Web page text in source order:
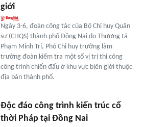
giới
Ngày 3-6, đoàn công tác của Bộ Chỉ huy Quân
sự (CHQS) thành phố Đồng Nai do Thượng tá
Phạm Minh Trí, Phó Chỉ huy trưởng làm
trưởng đoàn kiểm tra một số vị trí thi công
công trình chiến đấu ở khu vực biên giới thuộc
địa bàn thành phố.
Ðộc đáo công trình kiến trúc cổ
thời Pháp tại Đồng Nai